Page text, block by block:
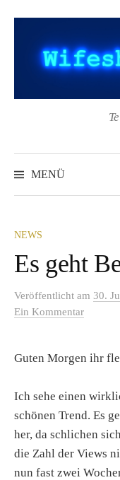
Inhalt
MENÜ
NEWS
Es geht
Veröffentlicht am 30.
Ein Kommentar
Guten Morgen ihr
Ich sehe einen
schönen Trend. Es
her, da schlichen
die Zahl der Views
nun fast zwei